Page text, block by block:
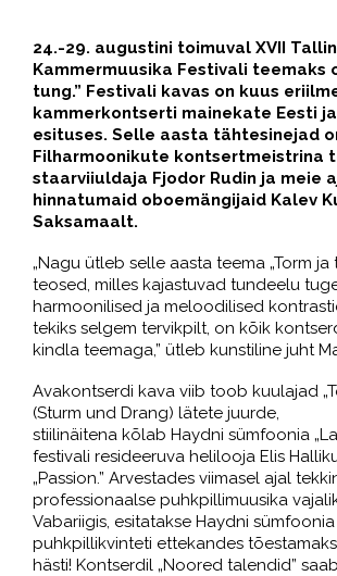
24.-29. augustini toimuval XVII
Kammermuusika Festivali teemaks
tung.” Festivali kavas on kuus
kammerkontserti mainekate Eesti
esituses. Selle aasta tähtesinejad
Filharmoonikute kontsertmeistrina
staarviiuldaja Fjodor Rudin ja meie
hinnatumaid oboemängijaid Kalev
Saksamaalt.
„Nagu ütleb selle aasta teema „Torm ja
teosed, milles kajastuvad tundeelu
harmoonilised ja meloodilised
tekiks selgem tervikpilt, on kõik
kindla teemaga,” ütleb kunstiline juht
Avakontserdi kava viib toob kuulajad
(Sturm und Drang) lätete juurde,
stiilinäitena kõlab Haydni sümfoonia
festivali resideeruva helilooja Elis
„Passion.” Arvestades viimasel ajal
professionaalse puhkpillimuusika
Vabariigis, esitatakse Haydni sümfoonia
puhkpillikvinteti ettekandes
hästi! Kontserdil „Noored talendid”